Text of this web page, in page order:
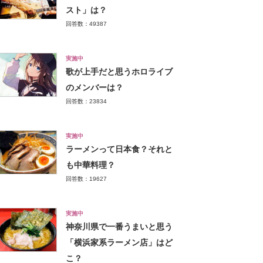
スト」は？
回答数：49387
実施中
歌が上手だと思うホロライブ
のメンバーは？
回答数：23834
実施中
ラーメンって日本食？それと
も中華料理？
回答数：19627
実施中
神奈川県で一番うまいと思う
「横浜家系ラーメン店」はど
こ？